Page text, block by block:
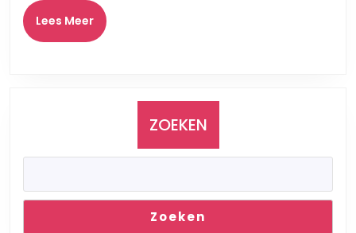
Lees MeerLees
Meer
ZOEKEN
Zoeken